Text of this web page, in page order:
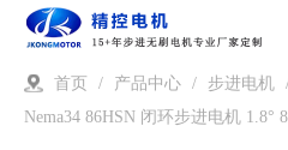
首页 / 产品中心 / 步进电机
Nema34 86HSN 闭环步进电机 1.8°